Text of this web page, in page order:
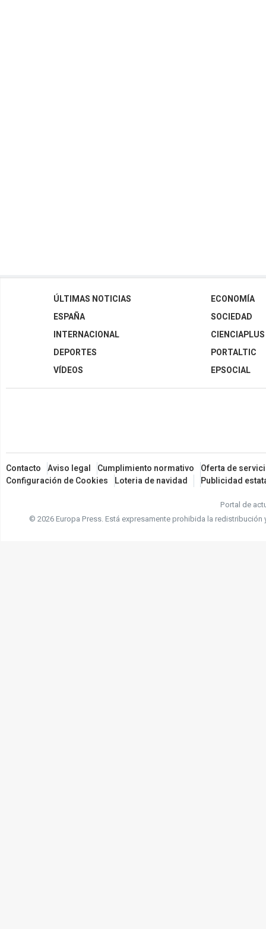
ÚLTIMAS NOTICIAS
ESPAÑA
INTERNACIONAL
DEPORTES
VÍDEOS
ECONOMÍA
SOCIEDAD
CIENCIAPLUS
PORTALTIC
EPSOCIAL
Contacto Aviso legal Cumplimiento normativo
Oferta de
Configuración de Cookies
Loteria de navidad Publicidad
Portal de
© 2026 Europa Press.Está expresamente prohibida la